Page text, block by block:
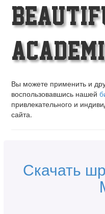
Вы можете применить и
воспользовавшись нашей
привлекательного и
сайта.
Скачать